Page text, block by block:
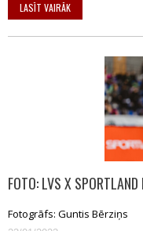
LASĪT VAIRĀK
FOTO: LVS X
Fotogrāfs: Guntis Bērziņs